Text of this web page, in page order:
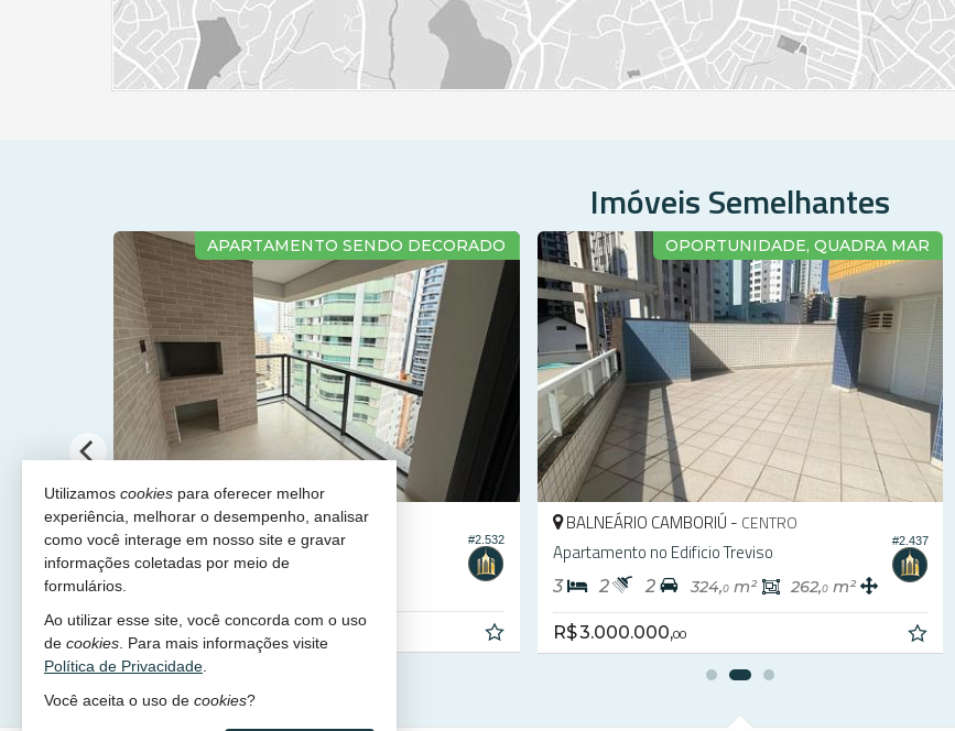
Imóveis Semelhantes
#2.410
APARTAMENTO SENDO DECORADO
#2.532
BALNEÁRIO CAMBORIÚ -CENTRO
Apartamento no Edifício Hannover
R$ 2.950.000,
OPORTUNIDADE, QUADRA MAR
#2.437
BALNEÁRIO CAMBORIÚ - CENTRO
Apartamento no Edificio Treviso
3 2 2 324,0 m² 262,0m²
R$ 3.000.000,00
Utilizamos cookies para oferecer melhor
experiência, melhorar o desempenho, analisar
como você interage em nosso site e gravar
informações coletadas por meio de
formulários.
Ao utilizar esse site, você concorda com o uso
de cookies . Para mais informações visite
Política de Privacidade
Você aceita o uso de cookies?